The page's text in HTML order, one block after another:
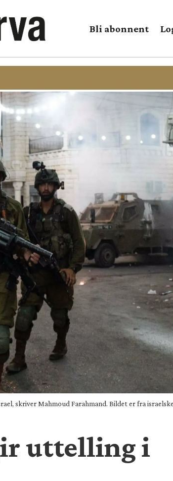
Bli abonnent
skriver Mahmoud Farahmand. Bildet er fra
uttelling i